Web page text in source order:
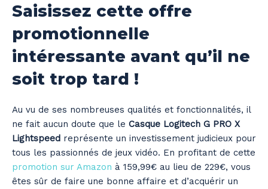
Saisissez cette offre
promotionnelle
intéressante avant qu’il ne
soit trop tard !
Au vu de ses nombreuses qualités et fonctionnalités, il
ne fait aucun doute que le Casque Logitech G PRO X
Lightspeed représente un investissement judicieux pour
tous les passionnés de jeux vidéo. En profitant de cette
promotion sur Amazon à 159,99€ au lieu de 229€, vous
êtes sûr de faire une bonne affaire et d’acquérir un